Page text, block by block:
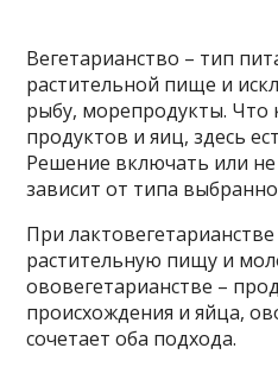
Вегетарианство – тип
растительной пище и
рыбу, морепродукты. Что
продуктов и яиц, здесь
Решение включать или
зависит от типа
При
растительную пищу и
ововегетарианстве –
происхождения и яйца,
сочетает оба подхода.